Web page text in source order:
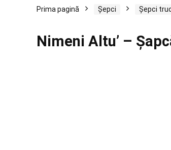
Prima pagină Șepci Șepci
Nimeni Altu’ –